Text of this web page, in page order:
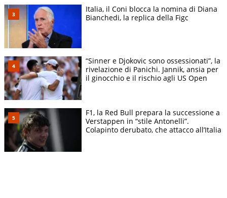
Italia, il Coni blocca la nomina di Diana
Bianchedi, la replica della Figc
“Sinner e Djokovic sono ossessionati”, la
rivelazione di Panichi. Jannik, ansia per
il ginocchio e il rischio agli US Open
F1, la Red Bull prepara la successione a
Verstappen in “stile Antonelli”.
Colapinto derubato, che attacco all’Italia